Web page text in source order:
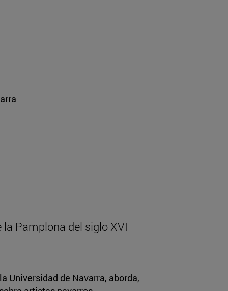
Pamplona del siglo XVI
Universidad de Navarra, aborda,